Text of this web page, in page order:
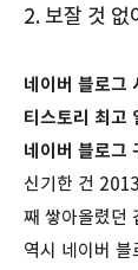
2.보잘 것 없
네이버 블로그
티스토리 최고
네이버 블로그
신기한 건
째 쌓아올렸던
역시 네이버